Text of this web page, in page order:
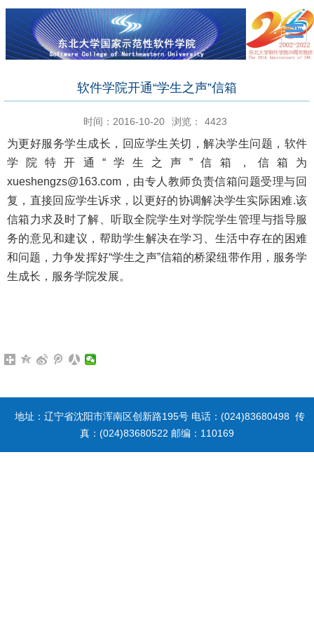
软件学院开通“学生之声”信箱
时间：2016-10-20 浏览： 4423
为更好服务学生成长，回应学生关切，解决学生问题，软件
学院特开通“学生之声”信箱，信箱为
xueshengzs@163.com，由专人教师负责信箱问题受理与回
复，直接回应学生诉求，以更好的协调解决学生实际困难.该
信箱力求及时了解、听取全院学生对学院学生管理与指导服
务的意见和建议，帮助学生解决在学习、生活中存在的困难
和问题，力争发挥好“学生之声”信箱的桥梁纽带作用，服务学
生成长，服务学院发展。
地址：辽宁省沈阳市浑南区创新路195号 电话：(024)83680498 传
真：(024)83680522 邮编：110169